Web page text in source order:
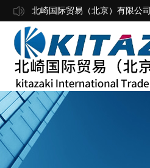
北崎国际贸易（北京）有限公司